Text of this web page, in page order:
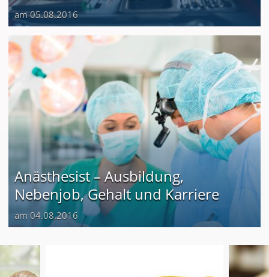
am 05.08.2016
Anästhesist – Ausbildung,
Nebenjob, Gehalt und Karriere
am 04.08.2016